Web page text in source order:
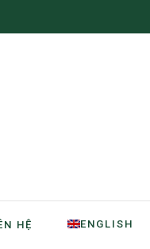
HỆ ENGLISH